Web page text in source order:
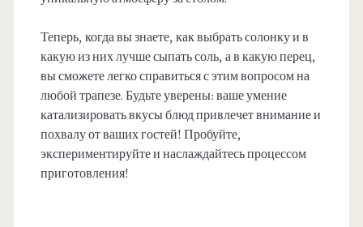
Теперь, когда вы знаете, как выбрать солонку и в
какую из них лучше сыпать соль, а в какую перец,
вы сможете легко справиться с этим вопросом на
любой трапезе. Будьте уверены: ваше умение
катализировать вкусы блюд привлечет внимание и
похвалу от ваших гостей! Пробуйте,
экспериментируйте и наслаждайтесь процессом
приготовления!